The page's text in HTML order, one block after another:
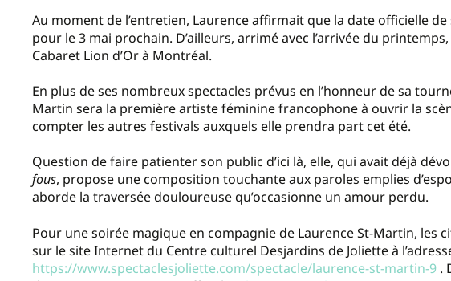
Au moment de l’entretien, Laurence affirmait que la date officielle
pour le 3 mai prochain. D’ailleurs, arrimé avec l’arrivée du
Cabaret Lion d’Or à Montréal.
En plus de ses nombreux spectacles prévus en l’honneur de sa
Martin sera la première artiste féminine francophone à ouvrir la
compter les autres festivals auxquels elle prendra part cet été.
Question de faire patienter son public d’ici là, elle, qui avait déjà
fous, propose une composition touchante aux paroles emplies
aborde la traversée douloureuse qu’occasionne un amour perdu.
Pour une soirée magique en compagnie de Laurence St-Martin, les
sur le site Internet du Centre culturel Desjardins de Joliette à
https://www.spectaclesjoliette.com/spectacle/laurence-st-martin-9 .